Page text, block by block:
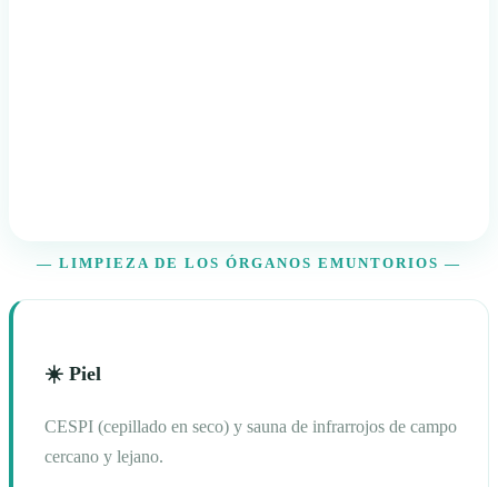
— LIMPIEZA DE LOS ÓRGANOS EMUNTORIOS —
☀️ Piel
CESPI (cepillado en seco) y sauna de infrarrojos de campo
cercano y lejano.